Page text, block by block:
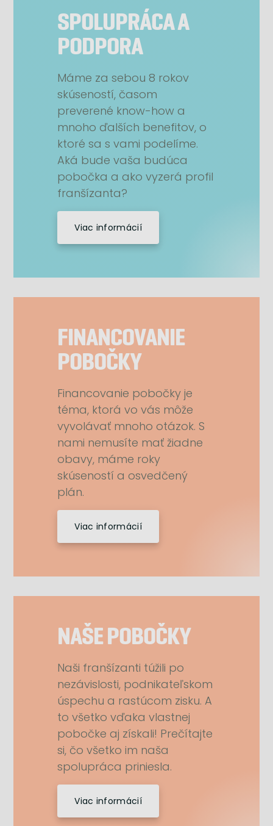
SPOLUPRÁCA A
PODPORA
Máme za sebou 8 rokov
skúseností, časom
preverené know-how a
mnoho ďalších benefitov, o
ktoré sa s vami podelíme.
Aká bude vaša budúca
pobočka a ako vyzerá profil
franšízanta?
Viac informácií
FINANCOVANIE
POBOČKY
Financovanie pobočky je
téma, ktorá vo vás môže
vyvolávať mnoho otázok. S
nami nemusíte mať žiadne
obavy, máme roky
skúseností a osvedčený
plán.
Viac informácií
NAŠE POBOČKY
Naši franšízanti túžili po
nezávislosti, podnikateľskom
úspechu a rastúcom zisku. A
to všetko vďaka vlastnej
pobočke aj získali! Prečítajte
si, čo všetko im naša
spolupráca priniesla.
Viac informácií